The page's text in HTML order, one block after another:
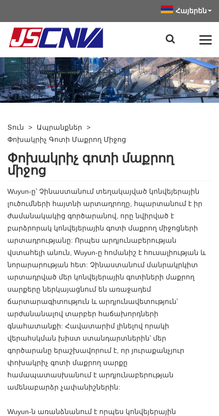
Հայերեն
Տուն > Ապրանքներ
>
Փոխակրիչ Գոտի Մաքրող Միջոց
Փոխակրիչ գոտի մաքրող
միջոց
Wuyun-ը՝ Չինաստանում տեղակայված կոնվեյերային
լուծումների հայտնի արտադրողը, հպարտանում է իր
ժամանակակից գործարանով, որը նվիրված է
բարձրորակ կոնվեյերային գոտի մաքրող միջոցների
արտադրությանը: Որպես արդյունաբերության
վստահելի անուն, Wuyun-ը հոմանիշ է հուսալիության և
նորարարության հետ: Չինաստանում մանրակրկիտ
արտադրված մեր կոնվեյերային գոտիների մաքրող
սարքերը ներկայացնում են առաջադեմ
ճարտարագիտություն և արդյունավետություն՝
արժանանալով տարբեր հաճախորդների
գնահատանքի: Հավատարիմ լինելով որակի
վերահսկման խիստ ստանդարտներին՝ մեր
գործարանը երաշխավորում է, որ յուրաքանչյուր
փոխակրիչ գոտի մաքրող սարքը
համապատասխանում է արդյունաբերության
ամենաբարձր չափանիշներին:
Wuyun-ն առանձնանում է որպես կոնվեյերային